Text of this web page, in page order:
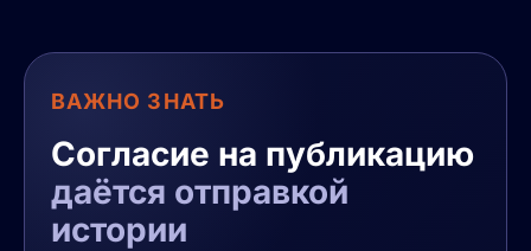
ВАЖНО ЗНАТЬ
Согласие на публикацию
даётся отправкой
истории